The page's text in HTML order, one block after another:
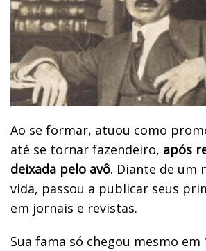
Ao se formar, atuou como
até se tornar fazendeiro, após
deixada pelo avô. Diante de um
vida, passou a publicar seus
em jornais e revistas.
Sua fama só chegou mesmo em